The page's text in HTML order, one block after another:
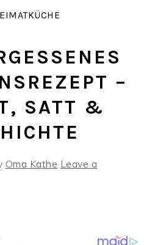
–
SATT &
Oma Kathe Leave a